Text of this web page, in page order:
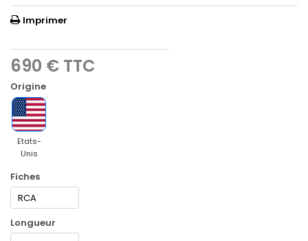
Imprimer
690 € TTC
Origine
Etats-
Unis
Fiches
Longueur